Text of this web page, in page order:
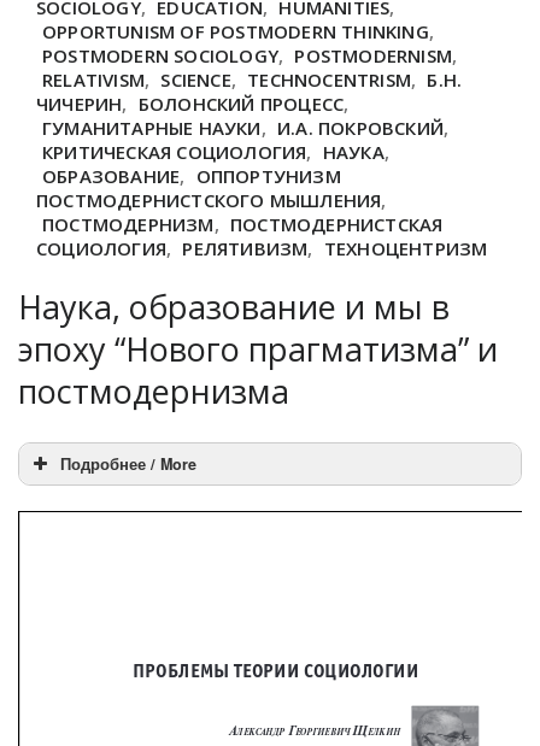
SOCIOLOGY, EDUCATION, HUMANITIES,
OPPORTUNISM OF POSTMODERN THINKING,
POSTMODERN SOCIOLOGY, POSTMODERNISM,
RELATIVISM, SCIENCE, TECHNOCENTRISM, Б.Н.
ЧИЧЕРИН, БОЛОНСКИЙ ПРОЦЕСС,
ГУМАНИТАРНЫЕ НАУКИ, И.А. ПОКРОВСКИЙ,
КРИТИЧЕСКАЯ СОЦИОЛОГИЯ, НАУКА,
ОБРАЗОВАНИЕ, ОППОРТУНИЗМ
ПОСТМОДЕРНИСТСКОГО МЫШЛЕНИЯ,
ПОСТМОДЕРНИЗМ, ПОСТМОДЕРНИСТСКАЯ
СОЦИОЛОГИЯ, РЕЛЯТИВИЗМ, ТЕХНОЦЕНТРИЗМ
Наука, образование и мы в
эпоху “Нового прагматизма” и
постмодернизма
Подробнее / More